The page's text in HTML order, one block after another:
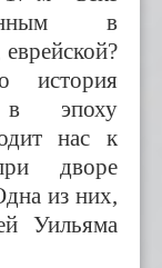
в
история
в эпоху
нас к
дворе
из них,
Уильяма